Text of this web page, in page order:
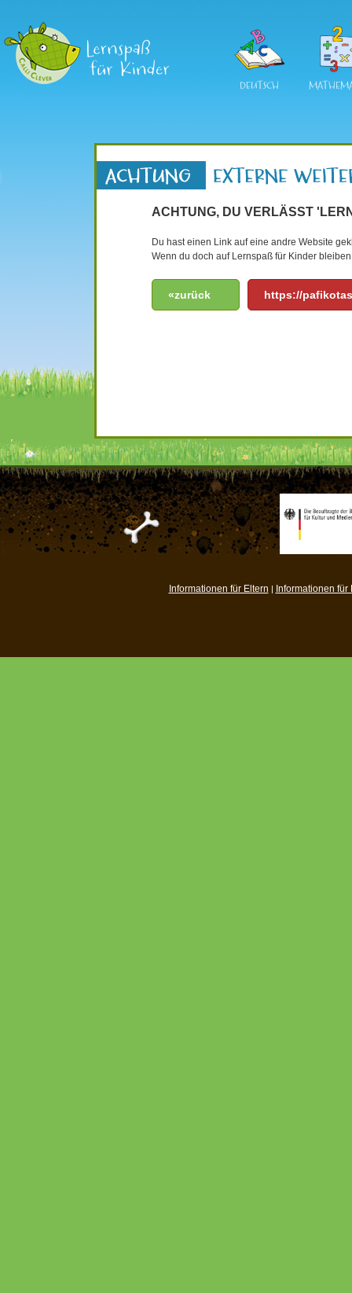
DEUTSCH
ACHTUNG, DU VERLÄSST
Du hast einen Link auf eine andre Website
Wenn du doch auf Lernspaß für Kinder
«zurück https://
Informationen für Eltern | Informationen für